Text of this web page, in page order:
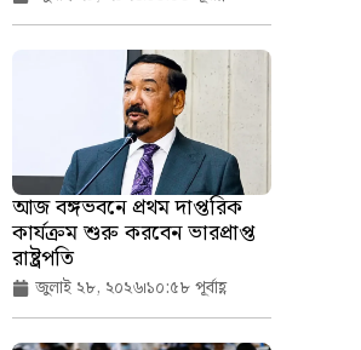
আজ বঙ্গভবনে প্রথম দাপ্তরিক
কার্যক্রম শুরু করবেন ভারপ্রাপ্ত
রাষ্ট্রপতি
জুলাই ২৮, ২০২৬১০:৫৮ পূর্বাহ্ণ